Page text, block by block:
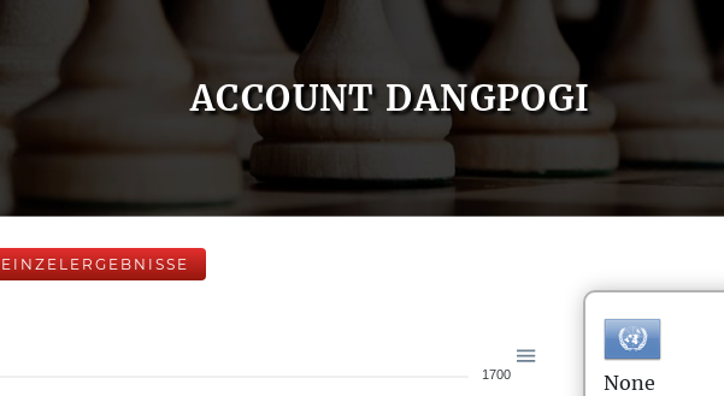
ACCOUNT DANGPOGI
EINZELERGEBNISSE
1700 None